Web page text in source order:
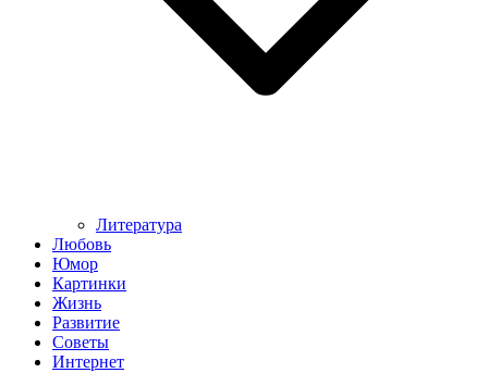
Литература
Любовь
Юмор
Картинки
Жизнь
Развитие
Советы
Интернет